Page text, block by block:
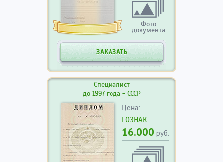
Фото
документа
ЗАКАЗАТЬ
Специалист
до 1997 года - СССР
Цена:
ГОЗНАК
16.000 руб.